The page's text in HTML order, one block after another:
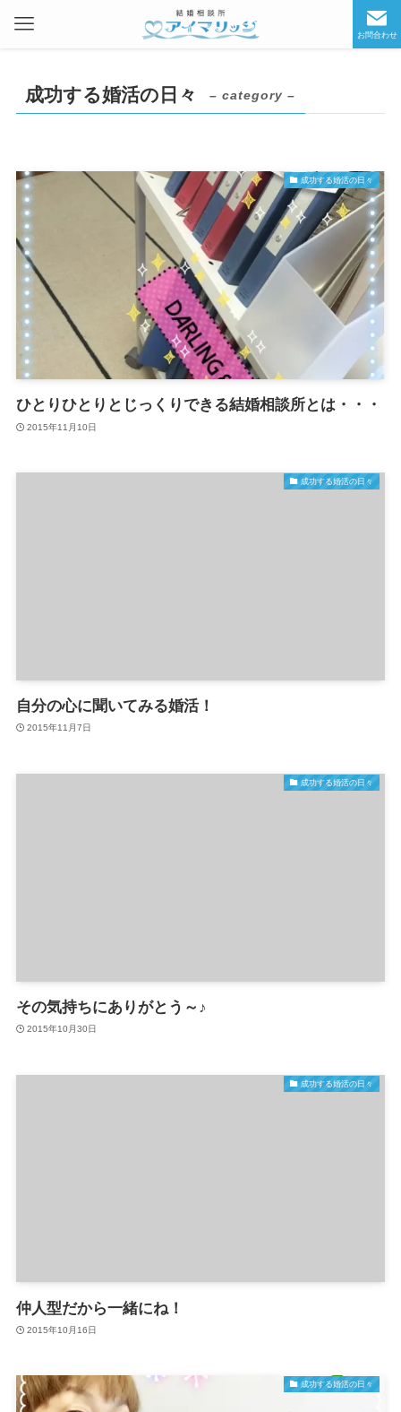
お問合わせ
成功する婚活の日々 – category –
成功する婚活の日々
ひとりひとりとじっくりできる結婚相談所とは・・・
2015年11月10日
成功する婚活の日々
自分の心に聞いてみる婚活！
2015年11月7日
成功する婚活の日々
その気持ちにありがとう～♪
2015年10月30日
成功する婚活の日々
仲人型だから一緒にね！
2015年10月16日
成功する婚活の日々